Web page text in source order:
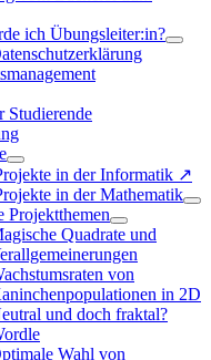
ich Übungsleiter:in?
Studierende
in der Informatik ↗
in der Mathematik
Projektthemen
Quadrate und
von
in 2D
und doch fraktal?
Wahl von